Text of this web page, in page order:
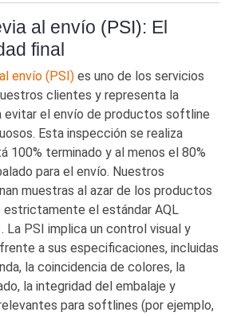
al envío (PSI): El
final
envío (PSI) es uno de los servicios
clientes y representa la
evitar el envío de productos softline
Esta inspección se realiza
100% terminado y al menos el 80%
para el envío. Nuestros
muestras al azar de los productos
estrictamente el estándar AQL
La PSI implica un control visual y
a sus especificaciones, incluidas
la coincidencia de colores, la
la integridad del embalaje y
para softlines (por ejemplo,